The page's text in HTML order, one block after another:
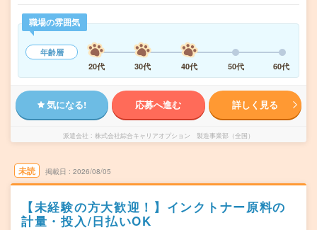
職場の雰囲気
年齢層
20代
30代 40代 50代 60代
気になる! 応募へ進む 詳しく見る
派遣会社 株式会社綜合キャリアオプション 製造事業部（全国）
未読 掲載日 2026/08/05
【未経験の方大歓迎！】インクトナー原料の
計量・投入/日払いOK